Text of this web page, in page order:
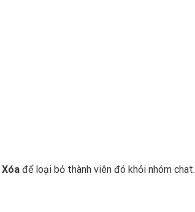
Xóa để loại bỏ thành viên đó khỏi nhóm chat.